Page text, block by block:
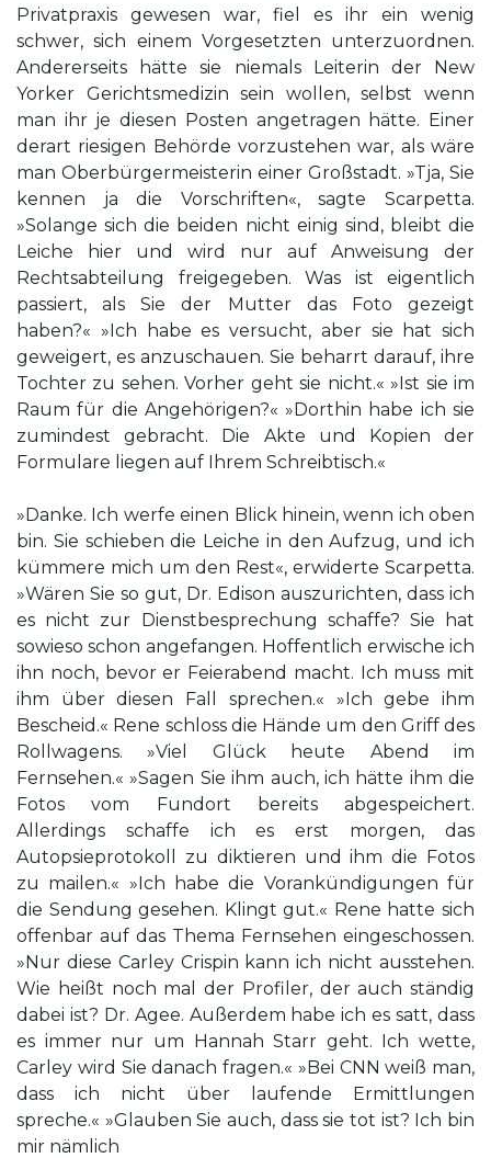
Privatpraxis gewesen war, fiel es ihr ein wenig
schwer, sich einem Vorgesetzten unterzuordnen.
Andererseits hätte sie niemals Leiterin der New
Yorker Gerichtsmedizin sein wollen, selbst wenn
man ihr je diesen Posten angetragen hätte. Einer
derart riesigen Behörde vorzustehen war, als wäre
man Oberbürgermeisterin einer Großstadt. »Tja, Sie
kennen ja die Vorschriften«, sagte Scarpetta.
»Solange sich die beiden nicht einig sind, bleibt die
Leiche hier und wird nur auf Anweisung der
Rechtsabteilung freigegeben. Was ist eigentlich
passiert, als Sie der Mutter das Foto gezeigt
haben?« »Ich habe es versucht, aber sie hat sich
geweigert, es anzuschauen. Sie beharrt darauf, ihre
Tochter zu sehen. Vorher geht sie nicht.« »Ist sie im
Raum für die Angehörigen?« »Dorthin habe ich sie
zumindest gebracht. Die Akte und Kopien der
Formulare liegen auf Ihrem Schreibtisch.«
»Danke. Ich werfe einen Blick hinein, wenn ich oben
bin. Sie schieben die Leiche in den Aufzug, und ich
kümmere mich um den Rest«, erwiderte Scarpetta.
»Wären Sie so gut, Dr. Edison auszurichten, dass ich
es nicht zur Dienstbesprechung schaffe? Sie hat
sowieso schon angefangen. Hoffentlich erwische ich
ihn noch, bevor er Feierabend macht. Ich muss mit
ihm über diesen Fall sprechen.« »Ich gebe ihm
Bescheid.« Rene schloss die Hände um den Griff des
Rollwagens. »Viel Glück heute Abend im
Fernsehen.« »Sagen Sie ihm auch, ich hätte ihm die
Fotos vom Fundort bereits abgespeichert.
Allerdings schaffe ich es erst morgen, das
Autopsieprotokoll zu diktieren und ihm die Fotos
zu mailen.« »Ich habe die Vorankündigungen für
die Sendung gesehen. Klingt gut.« Rene hatte sich
offenbar auf das Thema Fernsehen eingeschossen.
»Nur diese Carley Crispin kann ich nicht ausstehen.
Wie heißt noch mal der Profiler, der auch ständig
dabei ist? Dr. Agee. Außerdem habe ich es satt, dass
es immer nur um Hannah Starr geht. Ich wette,
Carley wird Sie danach fragen.« »Bei CNN weiß man,
dass ich nicht über laufende Ermittlungen
spreche.« »Glauben Sie auch, dass sie tot ist? Ich bin
mir nämlich